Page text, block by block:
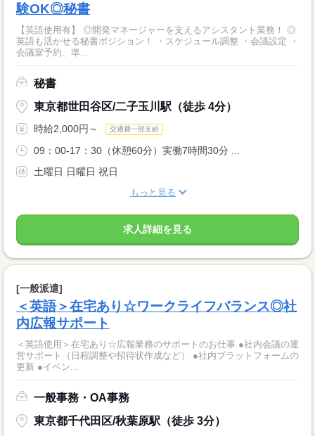
験OK◎秘書
【英語使用有】 ◎開発マネージャーを支えるアシスタント業務！ ◎
英語も活かせる秘書ポジション！ ・スケジュール調整 ・会議設定 ・
会議室予約、準...
秘書
東京都世田谷区/二子玉川駅（徒歩 4分）
時給2,000円～ 交通費一部支給
09：00-17：30（休憩60分）実働7時間30分 ...
土曜日 日曜日 祝日
もっと見る
求人詳細を見る
[一般派遣]
＜英語＞在宅あり☆ワークライフバランス◎社
内広報サポート
＜英語使用＞在宅あり☆広報業務のサポートのお仕事 ●社内会議の運
営サポート（日程調整や招待状作成など） ●社内プラットフォームの
更新 ●イベン...
一般事務・OA事務
東京都千代田区/秋葉原駅（徒歩 3分）